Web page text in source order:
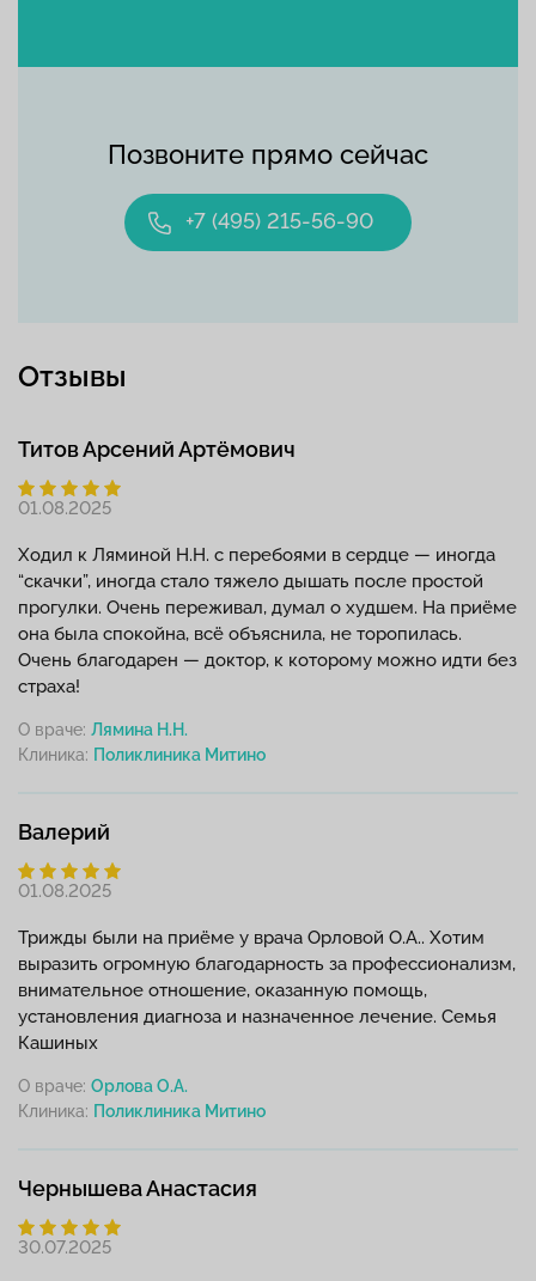
Позвоните прямо сейчас
+7 (495) 215-56-90
Отзывы
Титов Арсений Артёмович
01.08.2025
Ходил к Ляминой Н.Н. с перебоями в сердце — иногда
“скачки”, иногда стало тяжело дышать после простой
прогулки. Очень переживал, думал о худшем. На приёме
она была спокойна, всё объяснила, не торопилась.
Очень благодарен — доктор, к которому можно идти без
страха!
О враче: Лямина Н.Н.
Клиника:
Валерий
01.08.2025
Трижды были на приёме у врача Орловой О.А.. Хотим
выразить огромную благодарность за профессионализм,
внимательное отношение, оказанную помощь,
установления диагноза и назначенное лечение. Семья
Кашиных
О враче: Орлова О.А.
Клиника:
Чернышева Анастасия
30.07.2025